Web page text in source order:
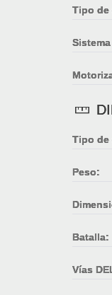
Tipo de
Tipo de
Peso:
Batalla:
Vías